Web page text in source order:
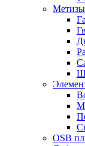
Метизы
OSB